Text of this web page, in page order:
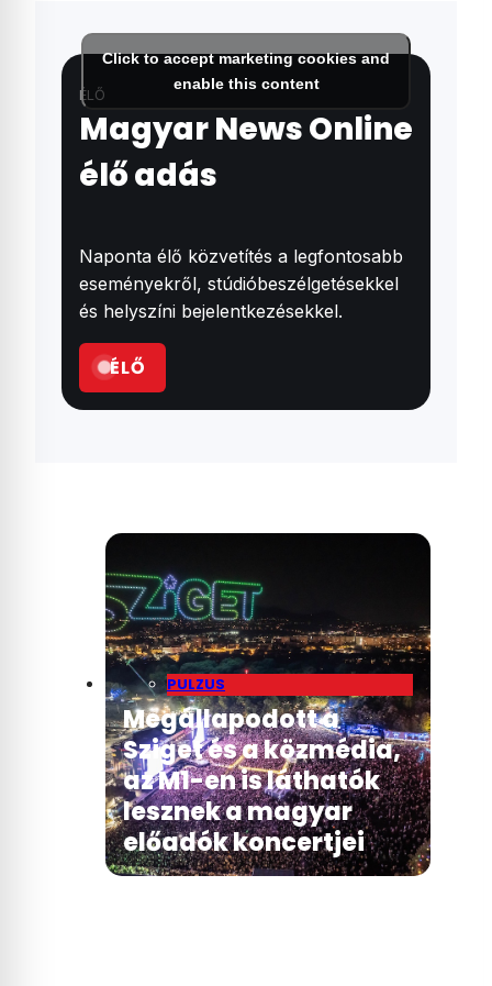
Click to accept marketing cookies and
enable this content
ÉLŐ
Magyar News Online
élő adás
Naponta élő közvetítés a legfontosabb
eseményekről, stúdióbeszélgetésekkel
és helyszíni bejelentkezésekkel.
ÉLŐ
PULZUS
Megállapodott a
Sziget és a közmédia,
az M1-en is láthatók
lesznek a magyar
előadók koncertjei